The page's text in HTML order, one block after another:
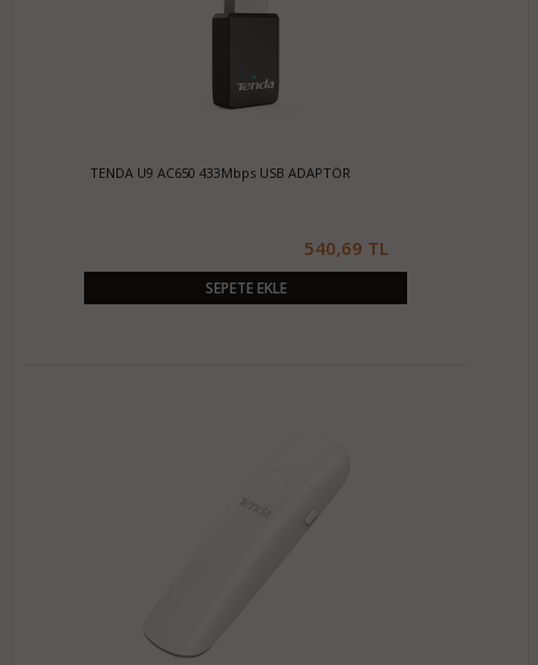
TENDA U9 AC650 433Mbps USB ADAPTÖR
540,69 TL
SEPETE EKLE